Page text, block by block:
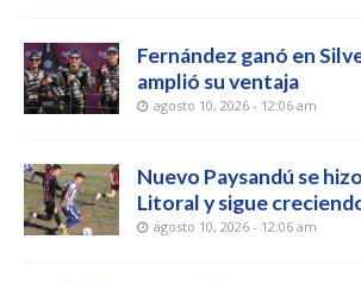
Fernández ganó en
amplió su ventaja
agosto 10, 2026 - 12:06 am
Nuevo Paysandú se
Litoral y sigue
agosto 10, 2026 - 12:06 am